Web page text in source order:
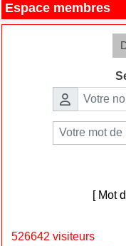
Espace membres
[ Mot
526642 visiteurs